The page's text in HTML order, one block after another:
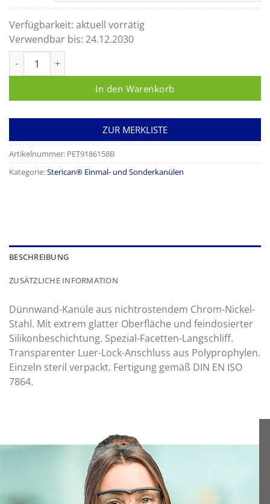
Verfügbarkeit: aktuell vorrätig
Verwendbar bis: 24.12.2030
In den Warenkorb
ZUR MERKLISTE
Artikelnummer: PET9186158B
Kategorie:Sterican® Einmal- und Sonderkanülen
BESCHREIBUNG
ZUSÄTZLICHE INFORMATION
Dünnwand-Kanüle aus nichtrostendem Chrom-Nickel-
Stahl. Mit extrem glatter Oberfläche und feindosierter
Silikonbeschichtung. Spezial-Facetten-Langschliff.
Transparenter Luer-Lock-Anschluss aus Polyprophylen.
Einzeln steril verpackt. Fertigung gemäß DIN EN ISO
7864.